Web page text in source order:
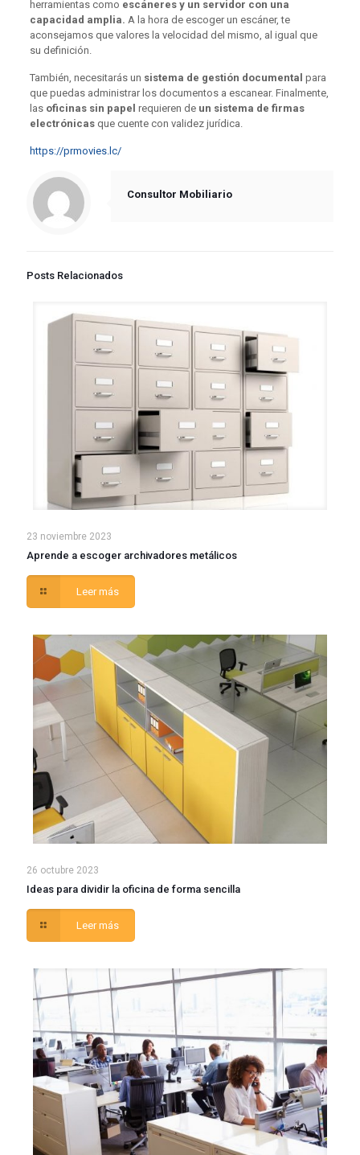
herramientas como escáneres y un servidor con una
capacidad amplia. A la hora de escoger un escáner, te
aconsejamos que valores la velocidad del mismo, al igual que
su definición.
También, necesitarás un sistema de gestión documental para
que puedas administrar los documentos a escanear. Finalmente,
las oficinas sin papel requieren de un sistema de firmas
electrónicas que cuente con validez jurídica.
https://prmovies.lc/
Consultor Mobiliario
Posts Relacionados
23 noviembre 2023
Aprende a escoger archivadores metálicos
Leer más
26 octubre 2023
Ideas para dividir la oficina de forma sencilla
Leer más